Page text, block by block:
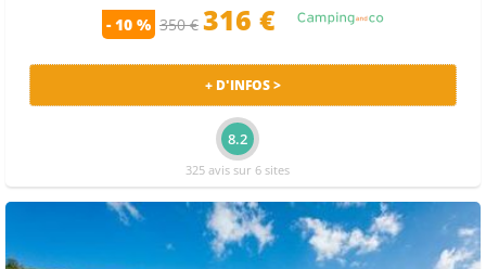
- 10 % 350 € 316 €
+ D'INFOS >
8.2
325 avis sur 6 sites